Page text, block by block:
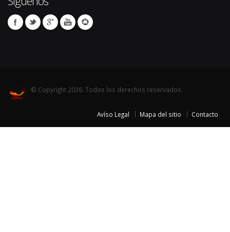
© Copyright 2026. Todos los derechos reservados.
Avíso Legal Mapa del sitio Contacto